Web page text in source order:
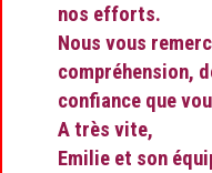
nos efforts.
Nous vous
compréhension,
confiance que
A très vite,
Emilie et son